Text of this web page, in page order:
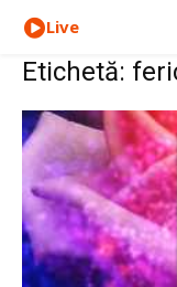
Live
Etichetă: